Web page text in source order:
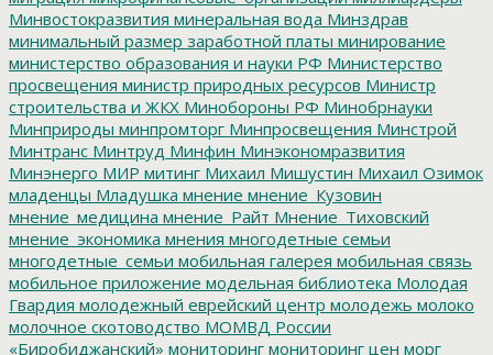
Минвостокразвития минеральная вода Минздрав
минимальный размер заработной платы минирование
министерство образования и науки РФ Министерство
просвещения министр природных ресурсов Министр
строительства и ЖКХ Минобороны РФ Минобрнауки
Минприроды минпромторг Минпросвещения Минстрой
Минтранс Минтруд Минфин Минэкономразвития
Минэнерго МИР митинг Михаил Мишустин Михаил Озимок
младенцы Младушка мнение мнение_Кузовин
мнение_медицина мнение_Райт Мнение_Тиховский
мнение_экономика мнения многодетные семьи
многодетные_семьи мобильная галерея мобильная связь
мобильное приложение модельная библиотека Молодая
Гвардия молодежный еврейский центр молодежь молоко
молочное скотоводство МОМВД России
«Биробиджанский» мониторинг мониторинг цен морг